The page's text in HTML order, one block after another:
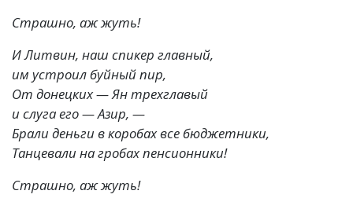
Страшно, аж жуть!
И Литвин, наш спикер главный,
им устроил буйный пир,
От донецких — Ян трехглавый
и слуга его — Азир, —
Брали деньги в коробах все бюджетники,
Танцевали на гробах пенсионники!
Страшно, аж жуть!